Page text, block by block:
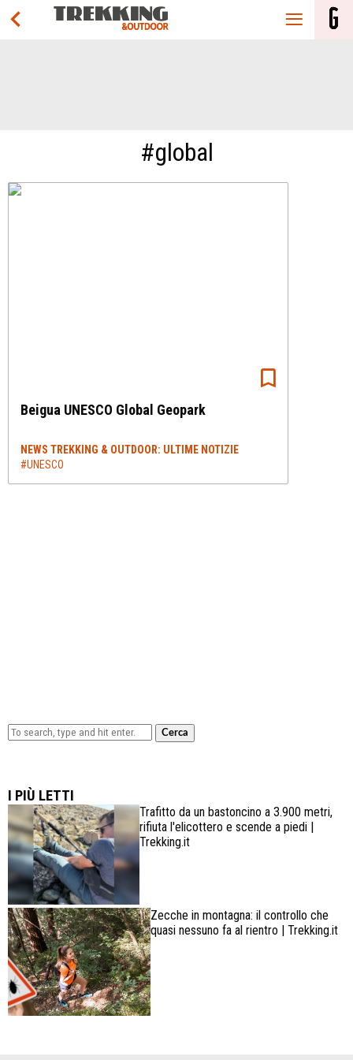
#global
Beigua UNESCO Global Geopark
NEWS TREKKING & OUTDOOR: ULTIME NOTIZIE
#UNESCO
Cerca
I PIÙ LETTI
Trafitto da un bastoncino a 3.900 metri,
rifiuta l'elicottero e scende a piedi |
Trekking.it
Zecche in montagna: il controllo che
quasi nessuno fa al rientro | Trekking.it